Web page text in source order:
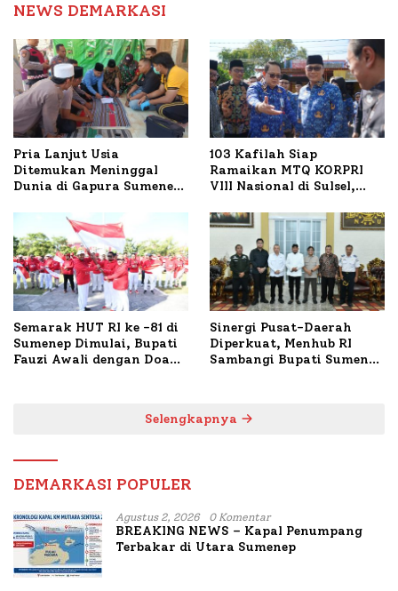
NEWS DEMARKASI
Pria Lanjut Usia
Ditemukan Meninggal
Dunia di Gapura Sumenep,
103 Kafilah Siap
Ramaikan MTQ KORPRI
VIII Nasional di Sulsel,
Semarak HUT RI ke -81 di
Sumenep Dimulai, Bupati
Fauzi Awali dengan Doa
Sinergi Pusat-Daerah
Diperkuat, Menhub RI
Sambangi Bupati Sumenep
Selengkapnya
DEMARKASI POPULER
Agustus 2, 2026 0 Komentar
BREAKING NEWS – Kapal Penumpang
Terbakar di Utara Sumenep